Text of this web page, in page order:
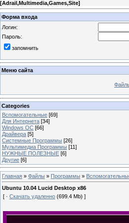
[Adrail,Multimedia,Games,Site]
Форма входа
Логин:
Пароль:
запомнить
Меню сайта
Categories
Вспомогательные [69]
Для Интернета [34]
Windows ОС [66]
Драйвера [5]
Системные Программы [26]
Мультимедиа Программы [11]
НУЖНЫЕ ПОЛЕЗНЫЕ [6]
Другие [6]
Главная » Файлы » Программы »
Ubuntu 10.04 Lucid Desktop x86
[ · Скачать удаленно (699.4 Mb) ]